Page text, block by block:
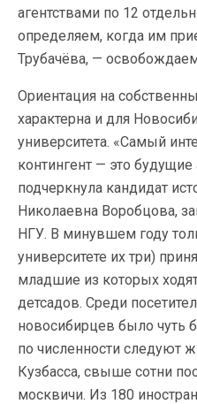
агентствами по 12
определяем, когда им
Трубачёва, —
Ориентация на
характерна и для
университета. «Самый
контингент — это
подчеркнула кандидат
Николаевна Воробцова,
НГУ. В минувшем году
университете их три)
младшие из которых
детсадов. Среди
новосибирцев было чуть
по численности следуют
Кузбасса, свыше сотни
москвичи. Из 180